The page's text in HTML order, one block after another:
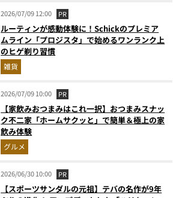
2026/07/09 12:00 PR
ルーティンが感動体験に！Schickのプレミア
ムライン「プロジスタ」で始めるワンランク上
のヒゲ剃り習慣
雑貨
2026/07/09 10:00 PR
【家飲みおつまみはこれ一択】おつまみスナッ
ク不二家「ホームサクッと」で簡単＆極上の家
飲み体験
グルメ
2026/06/30 10:00 PR
【スポーツサンダルの元祖】テバの名作が9年